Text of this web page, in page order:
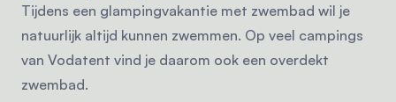
Tijdens een glampingvakantie met zwembad wil je
natuurlijk altijd kunnen zwemmen. Op veel campings
van Vodatent vind je daarom ook een overdekt
zwembad.